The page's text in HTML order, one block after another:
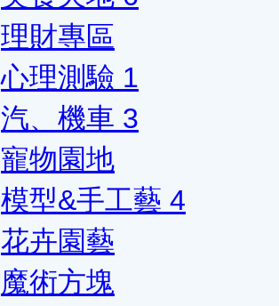
理財專區
心理測驗 1
汽、機車 3
寵物園地
模型&手工藝 4
花卉園藝
魔術方塊